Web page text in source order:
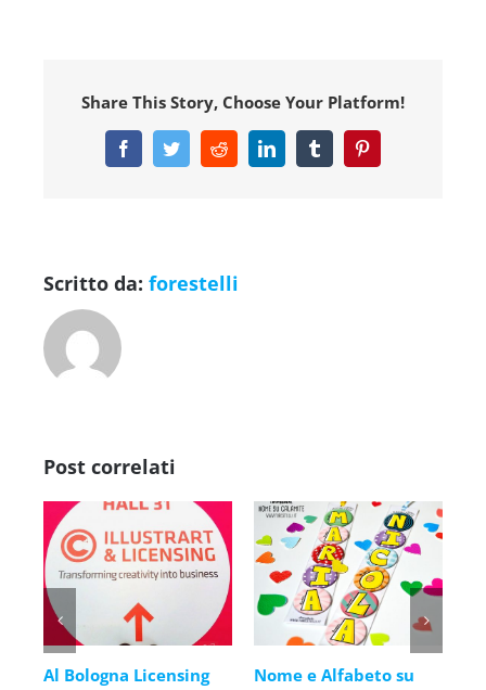
Marmi
Share This Story, Choose Your Platform!
FacebookTwitterRedditLinkedInTumblrPinterest
Scritto da: forestelli
Post correlati
Nome e Alfabeto su
Alfabetiere murale